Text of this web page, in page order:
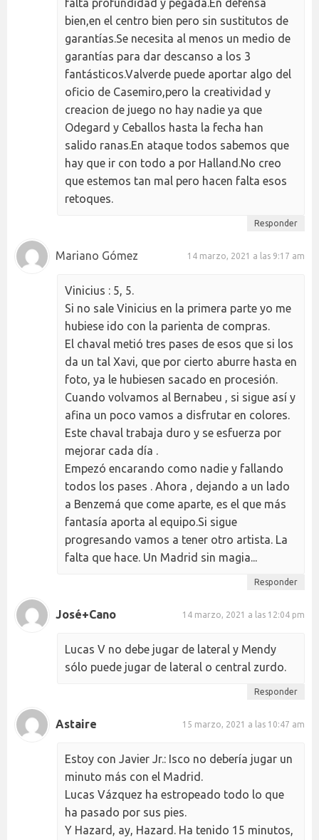
falta profundidad y pegada.En defensa
bien,en el centro bien pero sin sustitutos de
garantías.Se necesita al menos un medio de
garantías para dar descanso a los 3
fantásticos.Valverde puede aportar algo del
oficio de Casemiro,pero la creatividad y
creacion de juego no hay nadie ya que
Odegard y Ceballos hasta la fecha han
salido ranas.En ataque todos sabemos que
hay que ir con todo a por Halland.No creo
que estemos tan mal pero hacen falta esos
retoques.
Responder
Mariano Gómez 14 marzo, 2021 a las 9:17 am
Vinicius : 5, 5.
Si no sale Vinicius en la primera parte yo me
hubiese ido con la parienta de compras.
El chaval metió tres pases de esos que si los
da un tal Xavi, que por cierto aburre hasta en
foto, ya le hubiesen sacado en procesión.
Cuando volvamos al Bernabeu , si sigue así y
afina un poco vamos a disfrutar en colores.
Este chaval trabaja duro y se esfuerza por
mejorar cada día .
Empezó encarando como nadie y fallando
todos los pases . Ahora , dejando a un lado
a Benzemá que come aparte, es el que más
fantasía aporta al equipo.Si sigue
progresando vamos a tener otro artista. La
falta que hace. Un Madrid sin magia...
Responder
José+Cano 14 marzo, 2021 a las 12:04 pm
Lucas V no debe jugar de lateral y Mendy
sólo puede jugar de lateral o central zurdo.
Responder
Astaire 15 marzo, 2021 a las 10:47 am
Estoy con Javier Jr.: Isco no debería jugar un
minuto más con el Madrid.
Lucas Vázquez ha estropeado todo lo que
ha pasado por sus pies.
Y Hazard, ay, Hazard. Ha tenido 15 minutos,